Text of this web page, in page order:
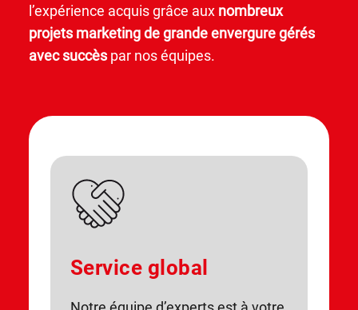
l’expérience acquis grâce aux nombreux
projets marketing de grande envergure gérés
avec succèspar nos équipes.
Service global